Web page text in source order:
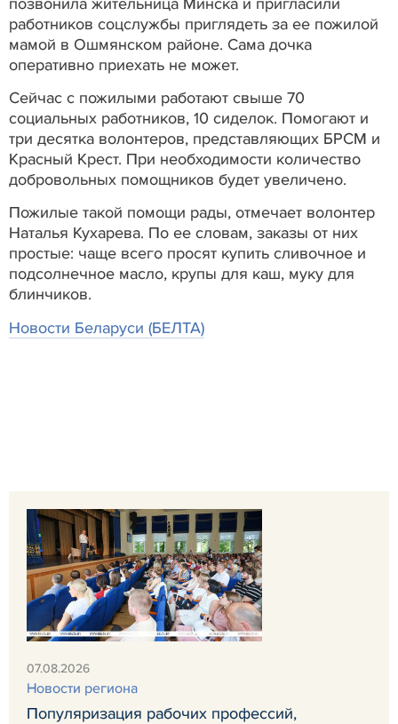
работников соцслужбы приглядеть за ее пожилой
мамой в Ошмянском районе. Сама дочка
оперативно приехать не может.
Сейчас с пожилыми работают свыше 70
социальных работников, 10 сиделок. Помогают и
три десятка волонтеров, представляющих БРСМ и
Красный Крест. При необходимости количество
добровольных помощников будет увеличено.
Пожилые такой помощи рады, отмечает волонтер
Наталья Кухарева. По ее словам, заказы от них
простые: чаще всего просят купить сливочное и
подсолнечное масло, крупы для каш, муку для
блинчиков.
Новости Беларуси (БЕЛТА)
07.08.2026
Новости региона
Популяризация рабочих профессий,